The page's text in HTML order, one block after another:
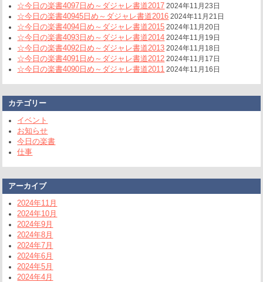
☆今日の楽書4097日め～ダジャレ書道2017 2024年11月23日
☆今日の楽書40945日め～ダジャレ書道2016 2024年11月21日
☆今日の楽書4094日め～ダジャレ書道2015 2024年11月20日
☆今日の楽書4093日め～ダジャレ書道2014 2024年11月19日
☆今日の楽書4092日め～ダジャレ書道2013 2024年11月18日
☆今日の楽書4091日め～ダジャレ書道2012 2024年11月17日
☆今日の楽書4090日め～ダジャレ書道2011 2024年11月16日
カテゴリー
イベント
お知らせ
今日の楽書
仕事
アーカイブ
2024年11月
2024年10月
2024年9月
2024年8月
2024年7月
2024年6月
2024年5月
2024年4月